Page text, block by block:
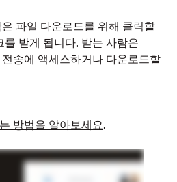
파일 다운로드를 위해 클릭할
받게 됩니다. 받는 사람은
송에 액세스하거나 다운로드할
방법을 알아보세요.